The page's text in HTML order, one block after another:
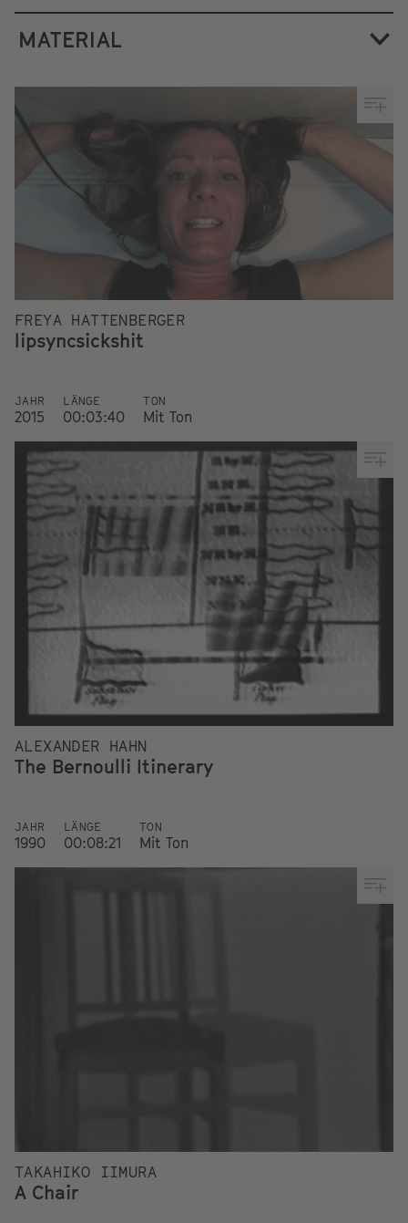
MATERIAL
FREYA HATTENBERGER
lipsyncsickshit
JAHR
2015
LÄNGE
00:03:40
TON
Mit Ton
ALEXANDER HAHN
The Bernoulli Itinerary
JAHR
1990
LÄNGE
00:08:21
TON
Mit Ton
TAKAHIKO IIMURA
A Chair